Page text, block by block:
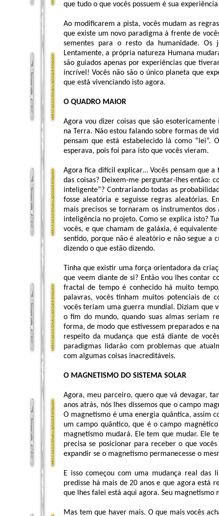
que tudo o que vocês possuem é sua
Ao modificarem a pista, vocês mudam as
que existe um novo paradigma à frente de
sementes para o resto da humanidade. Os
Lentamente, a própria natureza Humana
são guiados apenas por experiências que
incrível! Vocês não são o único planeta que
que está vivenciando isto agora.
O QUADRO MAIOR
Agora vou dizer coisas que são
na Terra. Não estou falando sobre formas de
pensam que está estabelecido lá como “lei”.
esperava, pois foi para isto que vocês vieram.
Agora fica difícil explicar… Vocês pensam que
das coisas? Deixem-me perguntar-lhes então:
inteligente”? Contrariando todas as
fosse aleatória e seguisse regras aleatórias.
mais precisos se tornaram os instrumentos
inteligência no projeto. Como se explica isto?
vocês, e que chamam de galáxia, é
sentido, porque não é aleatório e não segue a
dizendo o que estão dizendo.
Tinha que existir uma força orientadora da
que veem diante de si? Então vou lhes contar
fractal de tempo é conhecido há muito
palavras, vocês tinham muitos potenciais de
vocês teriam uma guerra mundial. Diziam que
o fim do mundo, quando suas almas seriam
forma, de modo que estivessem preparados e
respeito da mudança que está diante de
paradigmas lidarão com problemas que
com algumas coisas inacreditáveis.
O MAGNETISMO DO SISTEMA SOLAR
Agora, meu parceiro, quero que vá devagar,
anos atrás, nós lhes dissemos que o campo
O magnetismo é uma energia quântica, assim
um campo quântico, que é o campo
magnetismo mudará. Ele tem que mudar. Ele
precisa se posicionar para receber o que
expandir se o magnetismo permanecesse o
E isso começou com uma mudança real das
predisse há mais de 20 anos e que agora está
que lhes falei está aqui agora. Seu magnetismo
Mas tem que haver mais. O que mais vocês